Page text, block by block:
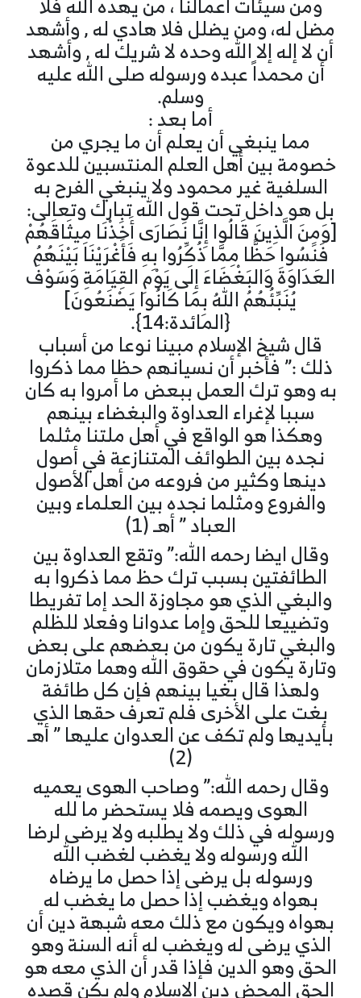
مضل له، ومن يضلل فلا هادي له , وأشهد
أن لا إله إلا الله وحده لا شريك له , وأشهد
أن محمداً عبده ورسوله صلى الله عليه
وسلم.
أما بعد :
مما ينبغي أن يعلم أن ما يجري من
خصومة بين أهل العلم المنتسبين للدعوة
السلفية غير محمود ولا ينبغي الفرح به
بل هو داخل تحت قول الله تبارك وتعالى:
[وَمِنَ الَّذِينَ قَالُوا إِنَّا نَصَارَى أَخَذْنَا مِيثَاقَهُمْ
فَنَسُوا حَظًّا مِمَّا ذُكِّرُوا بِهِ فَأَغْرَيْنَا بَيْنَهُمُ
العَدَاوَةَ وَالبَغْضَاءَ إِلَى يَوْمِ القِيَامَةِ وَسَوْفَ
يُنَبِّئُهُمُ اللهُ بِمَا كَانُوا يَصْنَعُونَ]
{المائدة:14}.
قال شيخ الإسلام مبينا نوعا من أسباب
ذلك :” فأخبر أن نسيانهم حظا مما ذكروا
به وهو ترك العمل ببعض ما أمروا به كان
سببا لإغراء العداوة والبغضاء بينهم
وهكذا هو الواقع في أهل ملتنا مثلما
نجده بين الطوائف المتنازعة في أصول
دينها وكثير من فروعه من أهل الأصول
والفروع ومثلما نجده بين العلماء وبين
العباد ” أهـ (1)
وقال ايضا رحمه الله:” وتقع العداوة بين
الطائفتين بسبب ترك حظ مما ذكروا به
والبغي الذي هو مجاوزة الحد إما تفريطا
وتضييعا للحق وإما عدوانا وفعلا للظلم
والبغي تارة يكون من بعضهم على بعض
وتارة يكون في حقوق الله وهما متلازمان
ولهذا قال بغيا بينهم فإن كل طائفة
بغت على الأخرى فلم تعرف حقها الذي
بأيديها ولم تكف عن العدوان عليها ” أهـ
(2)
وقال رحمه الله:” وصاحب الهوى يعميه
الهوى ويصمه فلا يستحضر ما لله
ورسوله في ذلك ولا يطلبه ولا يرضى لرضا
الله ورسوله ولا يغضب لغضب الله
ورسوله بل يرضى إذا حصل ما يرضاه
بهواه ويغضب إذا حصل ما يغضب له
بهواه ويكون مع ذلك معه شبهة دين أن
الذي يرضى له ويغضب له أنه السنة وهو
الحق وهو الدين فإذا قدر أن الذي معه هو
الحق المحض دين الإسلام ولم يكن قصده